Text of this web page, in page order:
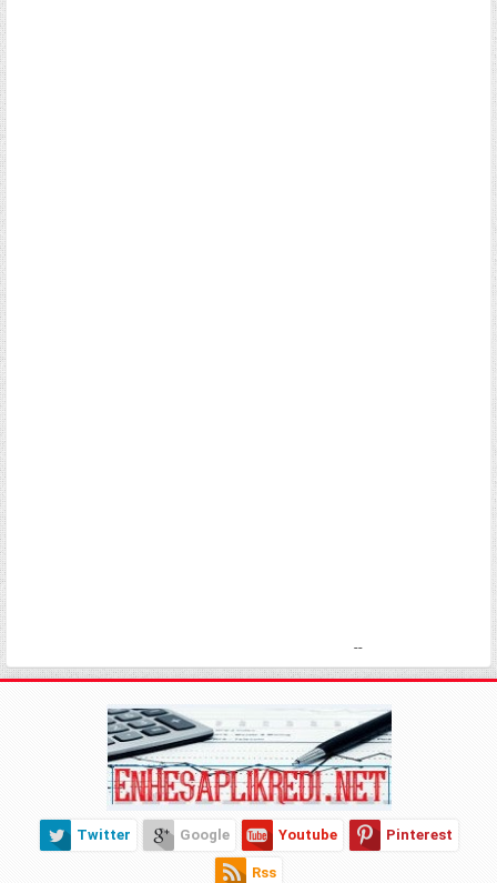
--
Twitter Google Youtube Pinterest
Rss